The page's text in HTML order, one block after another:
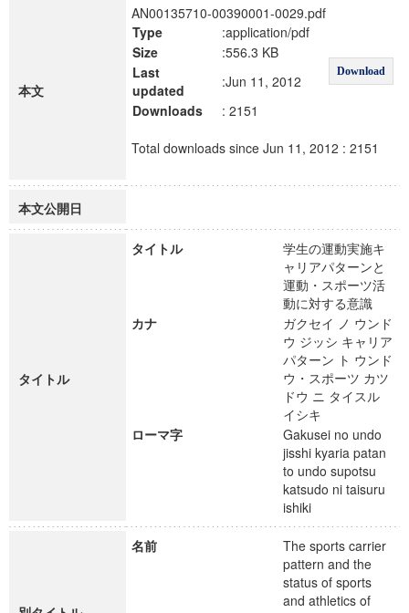
本文
AN00135710-00390001-0029.pdf
Type
:application/pdf
Download
Size
:556.3 KB
Last
updated
:Jun 11, 2012
Downloads
: 2151
Total downloads since Jun 11, 2012 : 2151
本文公開日
タイトル
タイトル
学生の運動実施キ
ャリアパターンと
運動・スポーツ活
動に対する意識
カナ
ガクセイ ノ ウンド
ウ ジッシ キャリア
パターン ト ウンド
ウ・スポーツ カツ
ドウ ニ タイスル
イシキ
ローマ字
Gakusei no undo
jisshi kyaria patan
to undo supotsu
katsudo ni taisuru
ishiki
名前
The sports carrier
pattern and the
status of sports
and athletics of